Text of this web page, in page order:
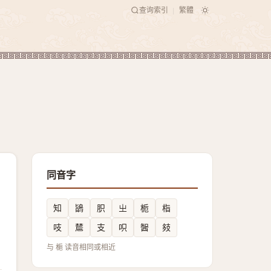
查询索引 繁體
同音字
知 鴲 胑 㞢 栀
栺
吱
㯄 支 呮 䣽 㩼
与 梔 读音相同或相近